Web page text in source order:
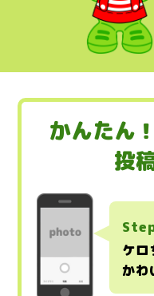
かんたん
投
ケロ
かわ